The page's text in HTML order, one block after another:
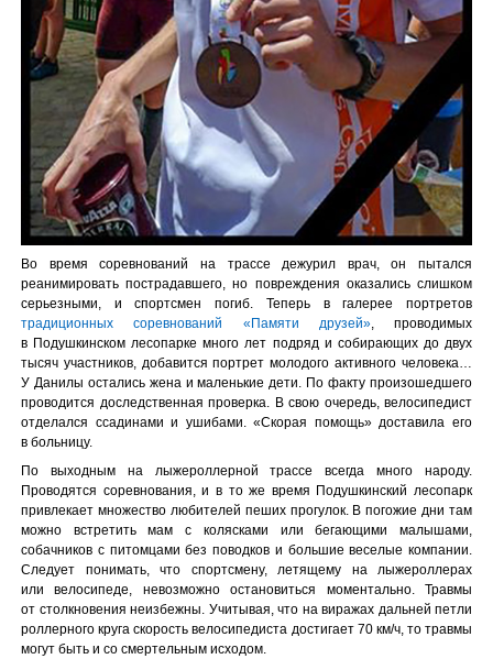
Во время соревнований на трассе дежурил врач, он пытался
реанимировать пострадавшего, но повреждения оказались слишком
серьезными, и спортсмен погиб. Теперь в галерее портретов
традиционных соревнований «Памяти друзей», проводимых
в Подушкинском лесопарке много лет подряд и собирающих до двух
тысяч участников, добавится портрет молодого активного человека…
У Данилы остались жена и маленькие дети. По факту произошедшего
проводится доследственная проверка. В свою очередь, велосипедист
отделался ссадинами и ушибами. «Скорая помощь» доставила его
в больницу.
По выходным на лыжероллерной трассе всегда много народу.
Проводятся соревнования, и в то же время Подушкинский лесопарк
привлекает множество любителей пеших прогулок. В погожие дни там
можно встретить мам с колясками или бегающими малышами,
собачников с питомцами без поводков и большие веселые компании.
Следует понимать, что спортсмену, летящему на лыжероллерах
или велосипеде, невозможно остановиться моментально. Травмы
от столкновения неизбежны. Учитывая, что на виражах дальней петли
роллерного круга скорость велосипедиста достигает 70 км/ч, то травмы
могут быть и со смертельным исходом.